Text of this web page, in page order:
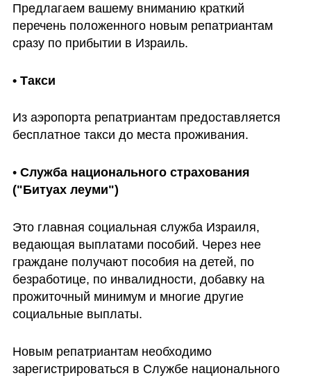
Предлагаем вашему вниманию краткий
перечень положенного новым репатриантам
сразу по прибытии в Израиль.
• Такси
Из аэропорта репатриантам предоставляется
бесплатное такси до места проживания.
• Служба национального страхования
("Битуах леуми")
Это главная социальная служба Израиля,
ведающая выплатами пособий. Через нее
граждане получают пособия на детей, по
безработице, по инвалидности, добавку на
прожиточный минимум и многие другие
социальные выплаты.
Новым репатриантам необходимо
зарегистрироваться в Службе национального